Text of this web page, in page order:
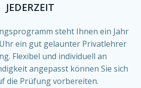
JEDERZEIT
steht Ihnen ein Jahr
ein gut gelaunter Privatlehrer
Flexibel und individuell an
angepasst können Sie sich
die Prüfung vorbereiten.